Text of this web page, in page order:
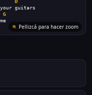
D
your guitars
G
Pellizcá para hacer zoom